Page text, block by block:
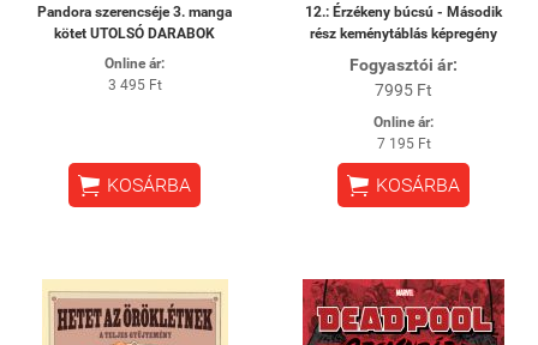
Pandora szerencséje 3. manga
kötet UTOLSÓ DARABOK
Online ár:
3 495 Ft
 KOSÁRBA
12.: Érzékeny búcsú - Második
rész keménytáblás képregény
Fogyasztói ár:
7995 Ft
Online ár:
7 195 Ft
 KOSÁRBA